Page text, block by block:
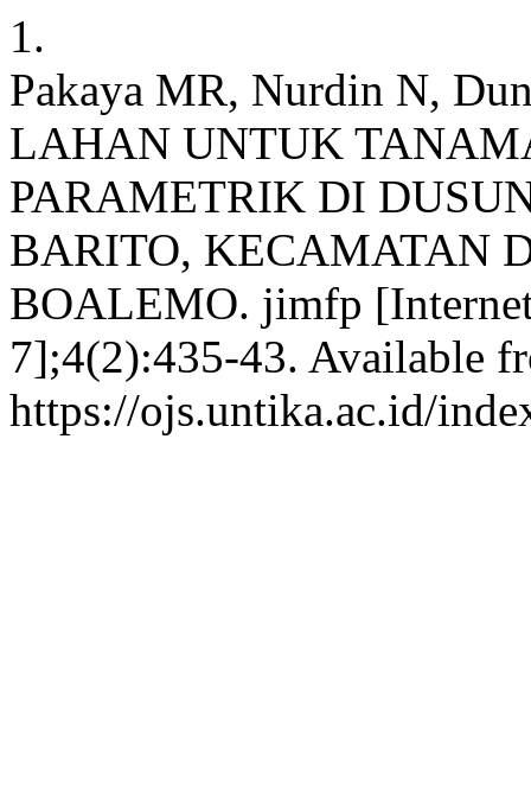
1.
Pakaya MR, Nurdin N,
LAHAN UNTUK
PARAMETRIK DI
BARITO, KECAMATAN
BOALEMO. jimfp
7];4(2):435-43. Available
https://ojs.untika.ac.id/